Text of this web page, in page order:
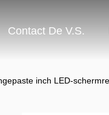
Contact De V.S.
inch LED-